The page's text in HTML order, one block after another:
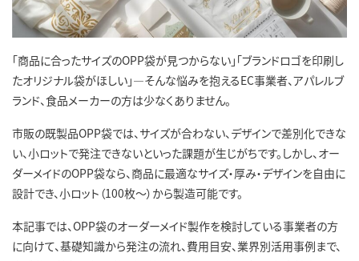
「商品に合ったサイズのOPP袋が見つからない」「ブランドロゴを印刷し
たオリジナル袋がほしい」―そんな悩みを抱えるEC事業者、アパレルブ
ランド、食品メーカーの方は少なくありません。
市販の既製品OPP袋では、サイズが合わない、デザインで差別化できな
い、小ロットで発注できないといった課題が生じがちです。しかし、オー
ダーメイドのOPP袋なら、商品に最適なサイズ・厚み・デザインを自由に
設計でき、小ロット（100枚〜）から製造可能です。
本記事では、OPP袋のオーダーメイド製作を検討している事業者の方
に向けて、基礎知識から発注の流れ、費用目安、業界別活用事例まで、